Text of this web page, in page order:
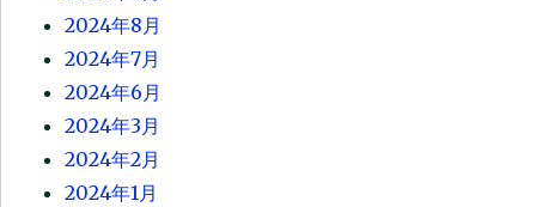
2024年8月
2024年7月
2024年6月
2024年3月
2024年2月
2024年1月